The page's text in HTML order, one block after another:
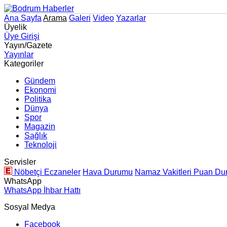
Ana Sayfa Arama Galeri Video Yazarlar
Üyelik
Üye Girişi
Yayın/Gazete
Yayınlar
Kategoriler
Gündem
Ekonomi
Politika
Dünya
Spor
Magazin
Sağlık
Teknoloji
Servisler
Nöbetçi Eczaneler Hava Durumu Namaz Vakitleri Puan
WhatsApp
WhatsApp İhbar Hattı
Sosyal Medya
Facebook